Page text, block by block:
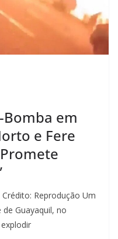
em
e Fere
Reprodução Um
Guayaquil, no